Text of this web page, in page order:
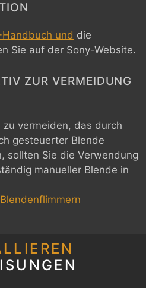
und die
Sie auf der Sony-Website.
ZUR VERMEIDUNG
zu vermeiden, das durch
gesteuerter Blende
sollten Sie die Verwendung
manueller Blende in